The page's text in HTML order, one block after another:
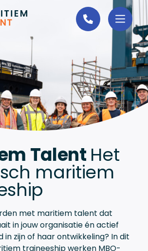
Talent Het
maritiem
met maritiem talent dat
in jouw organisatie én actief
in zijn of haar ontwikkeling? In dit
traineeship werken MBO-